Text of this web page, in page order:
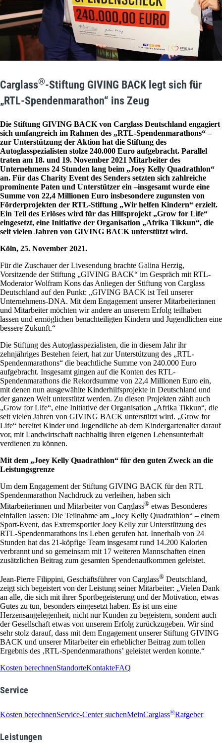
Carglass®-Stiftung GIVING BACK legt sich für
„RTL-Spendenmarathon“ ins Zeug
Die Stiftung GIVING BACK von Carglass Deutschland engagiert
sich umfangreich im Rahmen des „RTL-Spendenmarathons“ –
zur Unterstützung der Aktion hat die Stiftung des
Autoglasspezialisten stolze 240.000 Euro aufgebracht. Parallel
traten am 18. und 19. November 2021 Mitarbeiter des
Unternehmens 24 Stunden lang beim „Joey Kelly Quadrathlon“
an. Für das Charity Event des Senders setzten sich zahlreiche
prominente Paten und Unterstützer ein –insgesamt wurde eine
Summe von 22,4 Millionen Euro insbesondere zugunsten von
Förderprojekten der RTL-Stiftung „Wir helfen Kindern“ erzielt.
Ein Teil des Erlöses wird für das Hilfsprojekt „Grow for Life“
eingesetzt, eine Initiative der Organisation „Afrika Tikkun“, die
seit vielen Jahren von GIVING BACK unterstützt wird.
Köln, 25. November 2021.
Für die Zuschauer der Livesendung brachte Galina Herzig,
Vorsitzende der Stiftung „GIVING BACK“ im Gespräch mit RTL-
Moderator Wolfram Kons das Anliegen der Stiftung von Carglass
Deutschland auf den Punkt: „GIVING BACK ist Teil unserer
Unternehmens-DNA. Mit dem Engagement unserer Mitarbeiterinnen
und Mitarbeiter möchten wir andere an unserem Erfolg teilhaben
lassen und ermöglichen benachteiligten Kindern und Jugendlichen eine
bessere Zukunft.“
Die Stiftung des Autoglasspezialisten, die in diesem Jahr ihr
zehnjähriges Bestehen feiert, hat zur Unterstützung des „RTL-
Spendenmarathons“ die beachtliche Summe von 240.000 Euro
aufgebracht. Insgesamt gingen auf die Konten des RTL-
Spendenmarathons die Rekordsumme von 22,4 Millionen Euro ein,
mit denen nun ausgewählte Kinderhilfsprojekte in Deutschland und
der ganzen Welt unterstützt werden. Zu diesen Projekten zählt auch
„Grow for Life“, eine Initiative der Organisation „Afrika Tikkun“, die
seit vielen Jahren von GIVING BACK unterstützt wird. „Grow for
Life“ bereitet Kinder und Jugendliche ab dem Kindergartenalter darauf
vor, mit Landwirtschaft nachhaltig ihren eigenen Lebensunterhalt
verdienen zu können.
Mit dem „Joey Kelly Quadrathlon“ für den guten Zweck an die
Leistungsgrenze
Um dem Engagement der Stiftung GIVING BACK für den RTL
Spendenmarathon Nachdruck zu verleihen, haben sich
Mitarbeiterinnen und Mitarbeiter von Carglass® etwas Besonderes
einfallen lassen: Die Teilnahme am „Joey Kelly Quadrathlon“ – einem
Sport-Event, das Extremsportler Joey Kelly zur Unterstützung des
RTL-Spendenmarathons ins Leben gerufen hat. Innerhalb von 24
Stunden hat das 21-köpfige Team insgesamt rund 14.200 Kalorien
verbrannt und so gemeinsam mit 17 weiteren Mannschaften einen
zusätzlichen Beitrag zum gesamten Spendenaufkommen geleistet.
Jean-Pierre Filippini, Geschäftsführer von Carglass® Deutschland,
zeigt sich begeistert von der Leistung seiner Mitarbeiter: „Vielen Dank
an alle, die sich mit ihrer Sportbegeisterung und der Motivation, etwas
Gutes zu tun, besonders eingesetzt haben. Es ist uns eine
Herzensangelegenheit, nicht nur Kunden zu begeistern, sondern auch
der Gesellschaft etwas von unserem Erfolg zurückzugeben. Wir sind
sehr stolz darauf, dass mit dem Engagement unserer Stiftung GIVING
BACK und unserer Mitarbeiter ein erheblicher Beitrag zum tollen
Ergebnis des ‚RTL-Spendenmarathons’ geleistet werden konnte.“
Kosten berechnenStandorteKontakteFAQ
Service
Kosten berechnenService-Center suchenMeinCarglass®Ratgeber
Leistungen